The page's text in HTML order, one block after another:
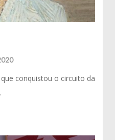
conquistou o circuito da